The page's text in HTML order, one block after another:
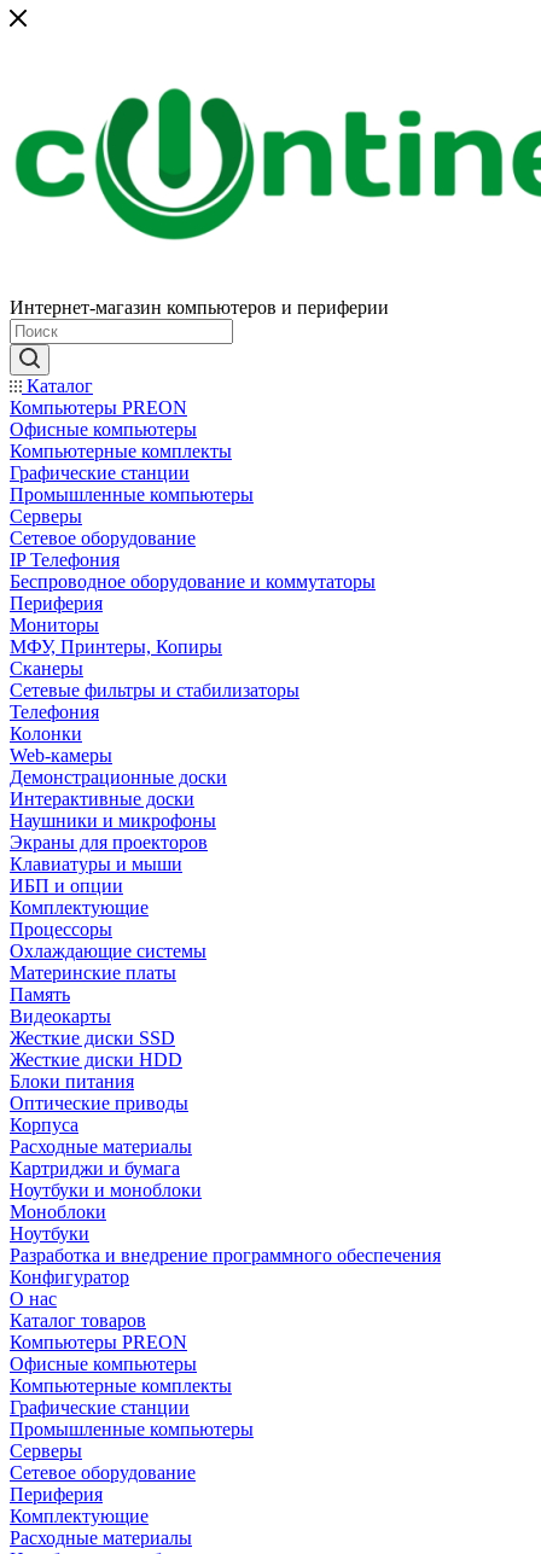
Интернет-магазин компьютеров и периферии
Каталог
Компьютеры PREON
Офисные компьютеры
Компьютерные комплекты
Графические станции
Промышленные компьютеры
Серверы
Сетевое оборудование
IP Телефония
Беспроводное оборудование и коммутаторы
Периферия
Мониторы
МФУ, Принтеры, Копиры
Сканеры
Сетевые фильтры и стабилизаторы
Телефония
Колонки
Web-камеры
Демонстрационные доски
Интерактивные доски
Наушники и микрофоны
Экраны для проекторов
Клавиатуры и мыши
ИБП и опции
Комплектующие
Процессоры
Охлаждающие системы
Материнские платы
Память
Видеокарты
Жесткие диски SSD
Жесткие диски HDD
Блоки питания
Оптические приводы
Корпуса
Расходные материалы
Картриджи и бумага
Ноутбуки и моноблоки
Моноблоки
Ноутбуки
Разработка и внедрение программного обеспечения
Конфигуратор
О нас
Каталог товаров
Компьютеры PREON
Офисные компьютеры
Компьютерные комплекты
Графические станции
Промышленные компьютеры
Серверы
Сетевое оборудование
Периферия
Комплектующие
Расходные материалы